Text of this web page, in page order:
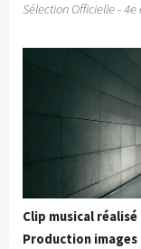
Sélection Officielle -
Clip musical
Production images